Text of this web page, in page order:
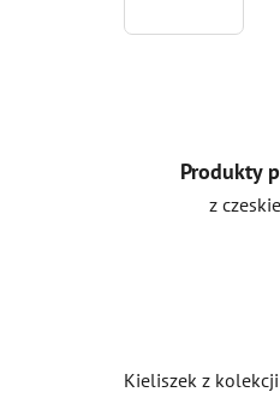
Produkty
z
Kieliszek z